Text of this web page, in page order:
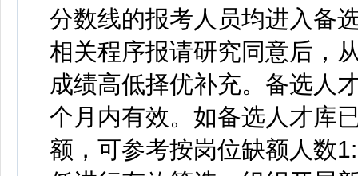
分数线的报考人员均进入备
相关程序报请研究同意后，
成绩高低择优补充。备选人
个月内有效。如备选人才库
额，可参考按岗位缺额人数